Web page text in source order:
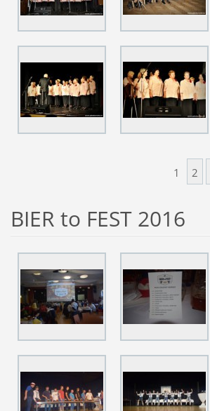
1 2
BIER to FEST 2016